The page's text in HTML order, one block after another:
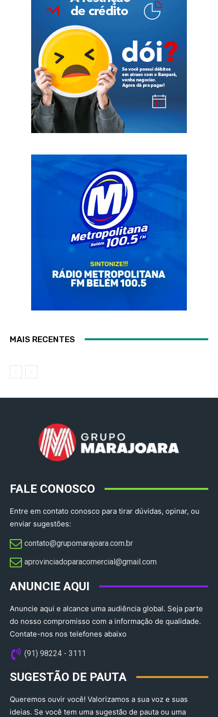
MAIS RECENTES
FALE CONOSCO
Entre em contato conosco para tirar dúvidas, opinar, ou
enviar sugestões:
contato@grupomarajoara.com.br
aprovinciadoparacomercial@gmail.com​
ANUNCIE AQUI
Anuncie aqui e alcance uma audiência global. Seja parte
do nosso compromisso com a informação de qualidade.
Contate-nos nos telefones abaixo
(91) 98224 - 3111
SUGESTÃO DE PAUTA
Queremos ouvir você! Valorizamos a sua voz e suas
ideias. Se você tem uma sugestão de pauta ou uma